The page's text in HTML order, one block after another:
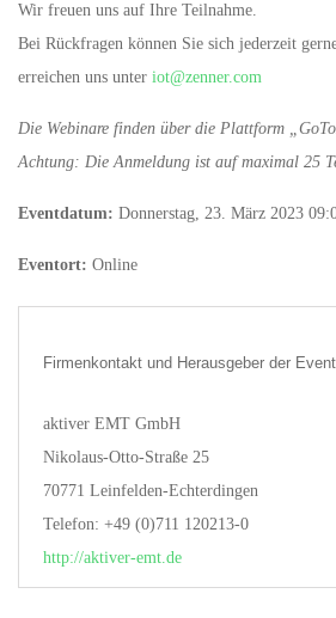
Wir freuen uns auf Ihre Teilnahme.
Bei Rückfragen können Sie sich jederzeit
erreichen uns unter iot@zenner.com
Die Webinare finden über die Plattform
Achtung: Die Anmeldung ist auf maximal 25
Eventdatum: Donnerstag, 23. März 2023
Eventort: Online
Firmenkontakt und Herausgeber der
aktiver EMT GmbH
Nikolaus-Otto-Straße 25
70771 Leinfelden-Echterdingen
Telefon: +49 (0)711 120213-0
http://aktiver-emt.de